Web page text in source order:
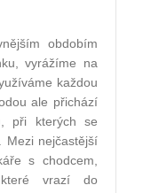
obdobím
vyrážíme na
každou
ale přichází
při kterých se
Mezi nejčastější
s chodcem,
vrazí do